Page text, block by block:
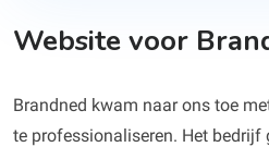
Website voor
Brandned kwam naar ons toe
te professionaliseren. Het